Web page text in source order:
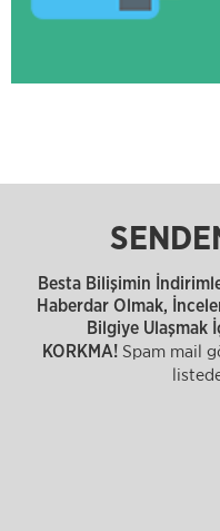
Besta Bilişimin
Haberdar Olmak,
Bilgiye Ulaşmak
KORKMA! Spam mail